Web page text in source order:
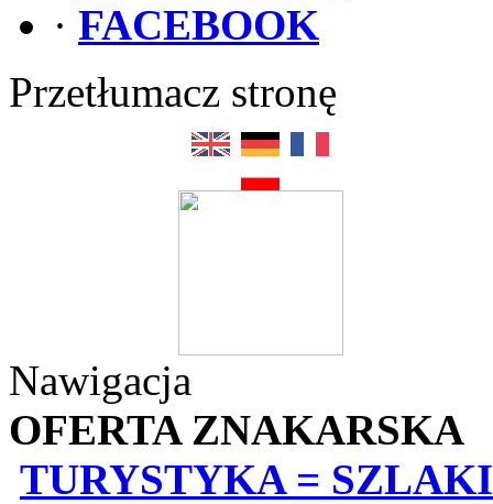
· FACEBOOK
Przetłumacz stronę
Nawigacja
OFERTA ZNAKARSKA
TURYSTYKA = SZLAKI